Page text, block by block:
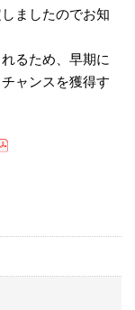
ましたのでお知
るため、早期に
ャンスを獲得す